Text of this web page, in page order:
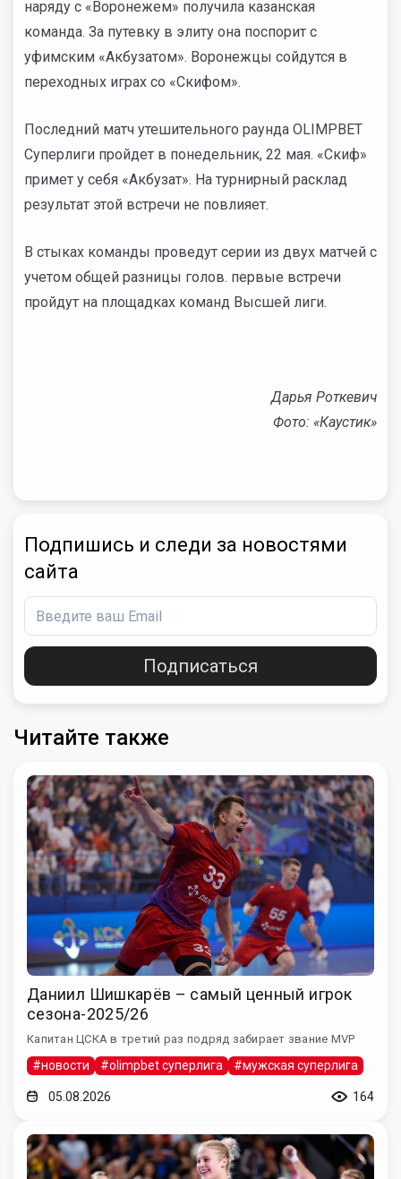
наряду с «Воронежем» получила казанская
команда. За путевку в элиту она поспорит с
уфимским «Акбузатом». Воронежцы сойдутся в
переходных играх со «Скифом».
Последний матч утешительного раунда OLIMPBET
Суперлиги пройдет в понедельник, 22 мая. «Скиф»
примет у себя «Акбузат». На турнирный расклад
результат этой встречи не повлияет.
В стыках команды проведут серии из двух матчей с
учетом общей разницы голов. первые встречи
пройдут на площадках команд Высшей лиги.
Дарья Роткевич
Фото: «Каустик»
Подпишись и следи за новостями
сайта
Подписаться
Читайте также
Даниил Шишкарёв – самый ценный игрок
сезона-2025/26
Капитан ЦСКА в третий раз подряд забирает звание MVP
#новости #olimpbet суперлига #мужская суперлига
05.08.2026 164